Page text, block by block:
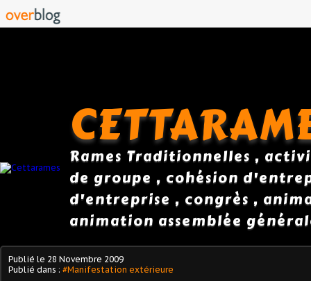
Rames Traditionnelles ,
de groupe , cohésion
d'entreprise , congrès ,
animation assemblée
Publié le 28 Novembre 2009
Publié dans : #Manifestation extérieure